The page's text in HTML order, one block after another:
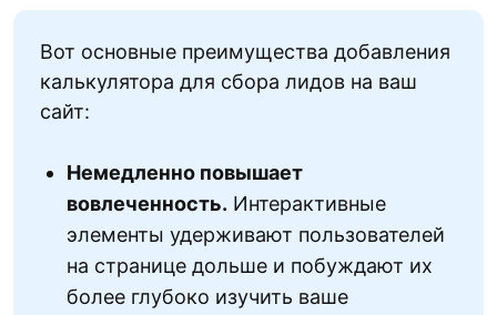
Вот основные преимущества добавления
калькулятора для сбора лидов на ваш
сайт:
Немедленно повышает
вовлеченность. Интерактивные
элементы удерживают пользователей
на странице дольше и побуждают их
более глубоко изучить ваше